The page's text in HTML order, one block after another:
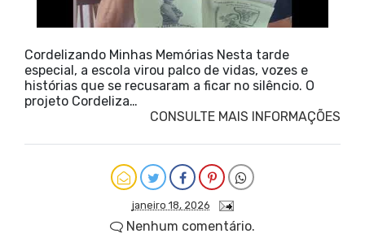
Cordelizando Minhas Memórias Nesta tarde
especial, a escola virou palco de vidas, vozes e
histórias que se recusaram a ficar no silêncio. O
projeto Cordeliza…
CONSULTE MAIS INFORMAÇÕES
janeiro 18, 2026
Nenhum comentário.